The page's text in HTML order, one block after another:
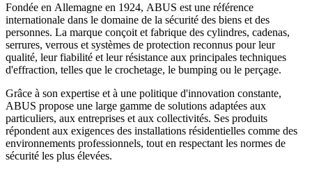
Fondée en Allemagne en 1924, ABUS est une référence
internationale dans le domaine de la sécurité des biens et des
personnes. La marque conçoit et fabrique des cylindres, cadenas,
serrures, verrous et systèmes de protection reconnus pour leur
qualité, leur fiabilité et leur résistance aux principales techniques
d'effraction, telles que le crochetage, le bumping ou le perçage.
Grâce à son expertise et à une politique d'innovation constante,
ABUS propose une large gamme de solutions adaptées aux
particuliers, aux entreprises et aux collectivités. Ses produits
répondent aux exigences des installations résidentielles comme des
environnements professionnels, tout en respectant les normes de
sécurité les plus élevées.